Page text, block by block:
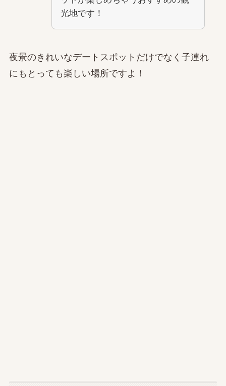
光地です！
夜景のきれいなデートスポットだけでなく子連れ
にもとっても楽しい場所ですよ！